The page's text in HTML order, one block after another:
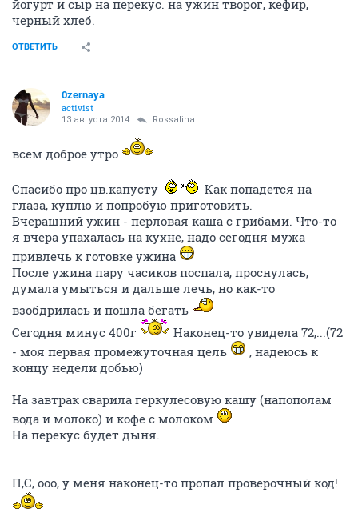
йогурт и сыр на перекус. на ужин творог, кефир,
черный хлеб.
ОТВЕТИТЬ
0zernaya
activist
13 августа 2014 Rossalina
всем доброе утро
Спасибо про цв.капусту
Как попадется на
глаза, куплю и попробую приготовить.
Вчерашний ужин - перловая каша с грибами. Что-то
я вчера упахалась на кухне, надо сегодня мужа
привлечь к готовке ужина
После ужина пару часиков поспала, проснулась,
думала умыться и дальше лечь, но как-то
взобдрилась и пошла бегать
Сегодня минус 400г
Наконец-то увидела 72,...(72
- моя первая промежуточная цель
, надеюсь к
концу недели добью)
На завтрак сварила геркулесовую кашу (напополам
вода и молоко) и кофе с молоком
На перекус будет дыня.
П,С, ооо, у меня наконец-то пропал проверочный код!